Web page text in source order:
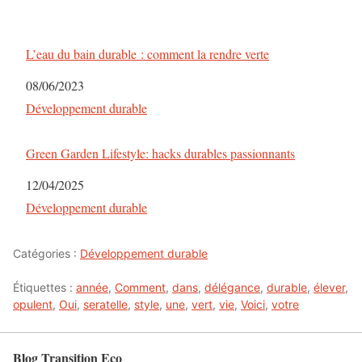
L’eau du bain durable : comment la rendre verte
Date
08/06/2023
Par rapport à
Développement durable
Green Garden Lifestyle: hacks durables passionnants
Date
12/04/2025
Par rapport à
Développement durable
Catégories : Développement durable
Étiquettes : année, Comment, dans, délégance, durable, élever,
opulent, Oui, seratelle, style, une, vert, vie, Voici, votre
Blog Transition Eco